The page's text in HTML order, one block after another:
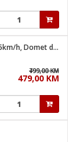
Električni Romobil, 8.5" točkovi, 25km/h, Domet do 30 km
799,00 KM
499,00 KM
479,00 KM